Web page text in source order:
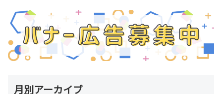
月別アーカイブ